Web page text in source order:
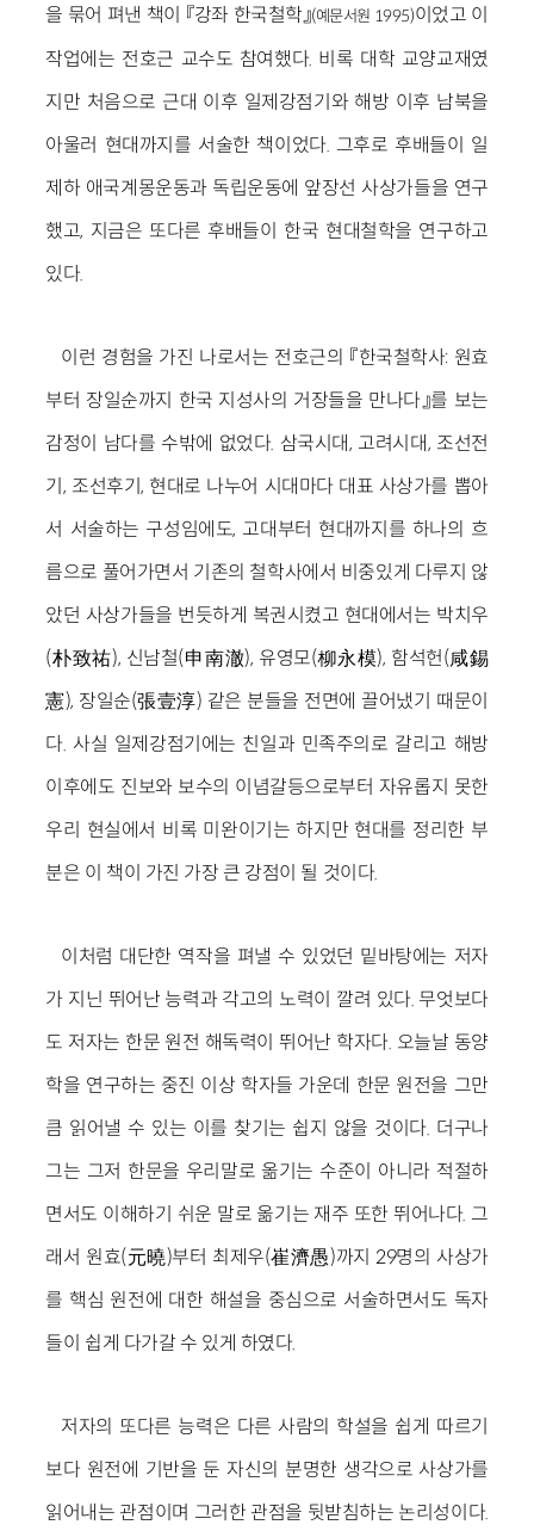
을 묶어 펴낸 책이 『강좌 한국철학』(예문서원 1995)이었고 이
작업에는 전호근 교수도 참여했다. 비록 대학 교양교재였
지만 처음으로 근대 이후 일제강점기와 해방 이후 남북을
아울러 현대까지를 서술한 책이었다. 그후로 후배들이 일
제하 애국계몽운동과 독립운동에 앞장선 사상가들을 연구
했고, 지금은 또다른 후배들이 한국 현대철학을 연구하고
있다.
이런 경험을 가진 나로서는 전호근의 『한국철학사: 원효
부터 장일순까지 한국 지성사의 거장들을 만나다』를 보는
감정이 남다를 수밖에 없었다. 삼국시대, 고려시대, 조선전
기, 조선후기, 현대로 나누어 시대마다 대표 사상가를 뽑아
서 서술하는 구성임에도, 고대부터 현대까지를 하나의 흐
름으로 풀어가면서 기존의 철학사에서 비중있게 다루지 않
았던 사상가들을 번듯하게 복권시켰고 현대에서는 박치우
(朴致祐), 신남철(申南澈), 유영모(柳永模), 함석헌(咸錫
憲), 장일순(張壹淳) 같은 분들을 전면에 끌어냈기 때문이
다. 사실 일제강점기에는 친일과 민족주의로 갈리고 해방
이후에도 진보와 보수의 이념갈등으로부터 자유롭지 못한
우리 현실에서 비록 미완이기는 하지만 현대를 정리한 부
분은 이 책이 가진 가장 큰 강점이 될 것이다.
이처럼 대단한 역작을 펴낼 수 있었던 밑바탕에는 저자
가 지닌 뛰어난 능력과 각고의 노력이 깔려 있다. 무엇보다
도 저자는 한문 원전 해독력이 뛰어난 학자다. 오늘날 동양
학을 연구하는 중진 이상 학자들 가운데 한문 원전을 그만
큼 읽어낼 수 있는 이를 찾기는 쉽지 않을 것이다. 더구나
그는 그저 한문을 우리말로 옮기는 수준이 아니라 적절하
면서도 이해하기 쉬운 말로 옮기는 재주 또한 뛰어나다. 그
래서 원효(元曉)부터 최제우(崔濟愚)까지 29명의 사상가
를 핵심 원전에 대한 해설을 중심으로 서술하면서도 독자
들이 쉽게 다가갈 수 있게 하였다.
저자의 또다른 능력은 다른 사람의 학설을 쉽게 따르기
보다 원전에 기반을 둔 자신의 분명한 생각으로 사상가를
읽어내는 관점이며 그러한 관점을 뒷받침하는 논리성이다.